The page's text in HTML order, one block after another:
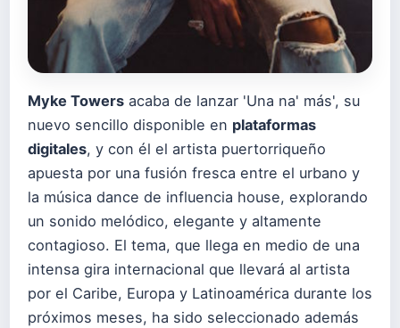
Myke Towers acaba de lanzar 'Una na' más', su
nuevo sencillo disponible en plataformas
digitales, y con él el artista puertorriqueño
apuesta por una fusión fresca entre el urbano y
la música dance de influencia house, explorando
un sonido melódico, elegante y altamente
contagioso. El tema, que llega en medio de una
intensa gira internacional que llevará al artista
por el Caribe, Europa y Latinoamérica durante los
próximos meses, ha sido seleccionado además